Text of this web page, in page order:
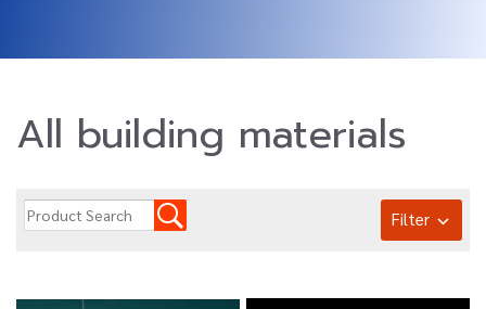
All building materials
Filter